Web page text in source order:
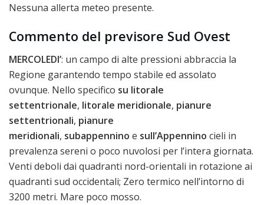
Nessuna allerta meteo presente.
Commento del previsore Sud Ovest
MERCOLEDI’: un campo di alte pressioni abbraccia la
Regione garantendo tempo stabile ed assolato
ovunque. Nello specifico su litorale
settentrionale, litorale meridionale, pianure
settentrionali, pianure
meridionali, subappennino e sull’Appennino cieli in
prevalenza sereni o poco nuvolosi per l’intera giornata.
Venti deboli dai quadranti nord-orientali in rotazione ai
quadranti sud occidentali; Zero termico nell’intorno di
3200 metri. Mare poco mosso.